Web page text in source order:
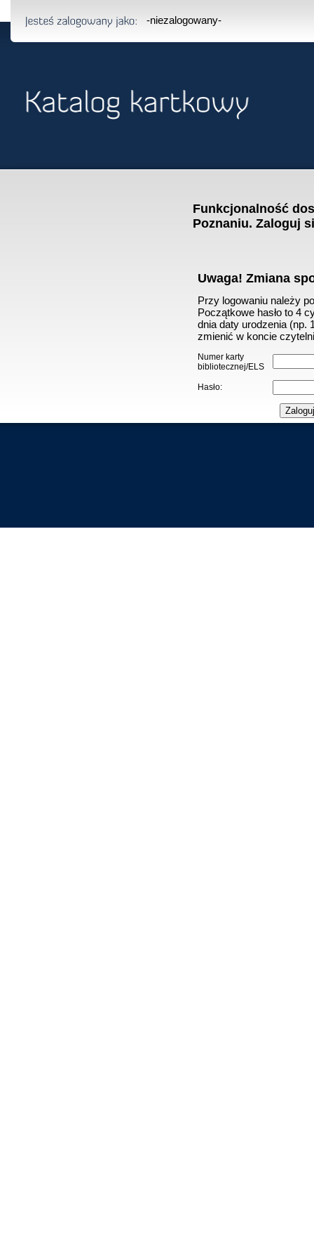
-niezalogowany-
Funkcjonalność
Poznaniu. Zaloguj
Uwaga! Zmiana
Przy logowaniu należy
Początkowe hasło to 4
dnia daty urodzenia (np.
zmienić w koncie
Numer karty
bibliotecznej/ELS
Hasło: